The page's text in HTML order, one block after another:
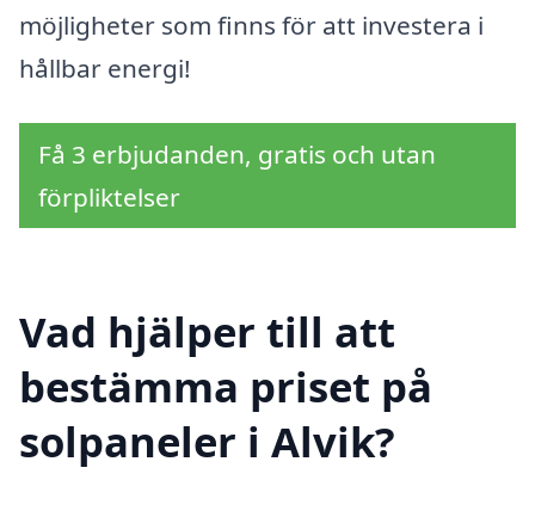
möjligheter som finns för att investera i
hållbar energi!
Få 3 erbjudanden, gratis och utan
förpliktelser
Vad hjälper till att
bestämma priset på
solpaneler i Alvik?